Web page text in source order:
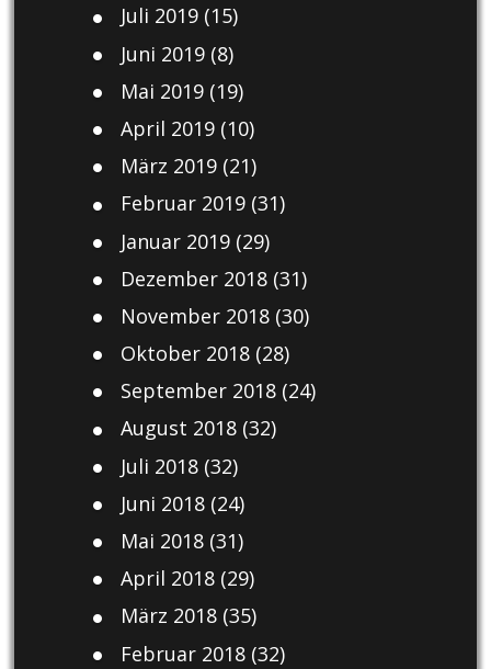
Juli 2019(15)
Juni 2019(8)
Mai 2019(19)
April 2019(10)
März 2019(21)
Februar 2019(31)
Januar 2019(29)
Dezember 2018(31)
November 2018(30)
Oktober 2018(28)
September 2018(24)
August 2018(32)
Juli 2018(32)
Juni 2018(24)
Mai 2018(31)
April 2018(29)
März 2018(35)
Februar 2018(32)